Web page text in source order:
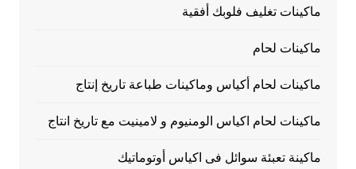
ماكينات تغليف فلوبك أفقية
ماكينات لحام
ماكينات لحام أكياس وماكينات طباعة تاريخ إنتاج
ماكينات لحام اكياس الومنيوم و لامينيت مع تاريخ انتاج
ماكينة تعبئة سوائل فى اكياس أوتوماتيك